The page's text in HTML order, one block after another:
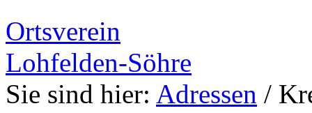
Ortsverein
Lohfelden-Söhre
Sie sind hier: Adressen /